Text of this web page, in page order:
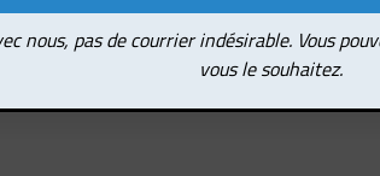
nous, pas de courrier indésirable. Vous
vous le souhaitez.